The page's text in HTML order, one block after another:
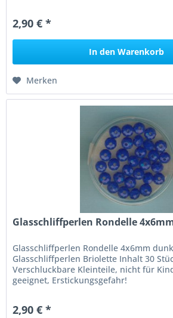
2,90 € *
In den Warenkorb
Merken
Glasschliffperlen Rondelle
Glasschliffperlen Rondelle 4x6mm
Glasschliffperlen Briolette Inhalt 30
Verschluckbare Kleinteile, nicht für
geeignet, Erstickungsgefahr!
2,90 € *